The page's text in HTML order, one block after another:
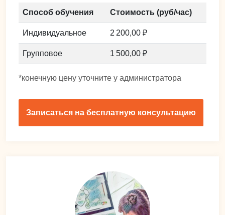
Способ обучения Стоимость (руб/час)
Индивидуальное 2 200,00 ₽
Групповое 1 500,00 ₽
*конечную цену уточните у администратора
Записаться на бесплатную консультацию